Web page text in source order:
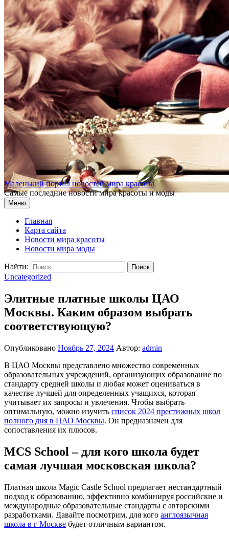
Перейти к содержимому
Маленький портал новостей мира красоты
Самые последние новости мира красоты и моды
Меню
Главная
Карта сайта
Новости мира красоты
Новости мира моды
Найти:
Uncategorized
Элитные платные школы ЦАО
Москвы. Каким образом выбрать
соответствующую?
Опубликовано Ноябрь 27, 2024 Автор: admin
В ЦАО Москвы представлено множество современных
образовательных учреждений, организующих образование по
стандарту средней школы и любая может оцениваться в
качестве лучшей для определенных учащихся, которая
учитывает их запросы и увлечения. Чтобы выбрать
оптимальную, можно изучить список 2024 престижных школ
полного дня в ЦАО Москвы. Он предназначен для
сопоставления их плюсов.
MCS School – для кого школа будет
самая лучшая московская школа?
Платная школа Magic Castle School предлагает нестандартный
подход к образованию, эффективно комбинируя российские и
международные образовательные стандарты с авторскими
разработками. Давайте посмотрим, для кого англоязычная
школа в г Москве будет отличным вариантом.